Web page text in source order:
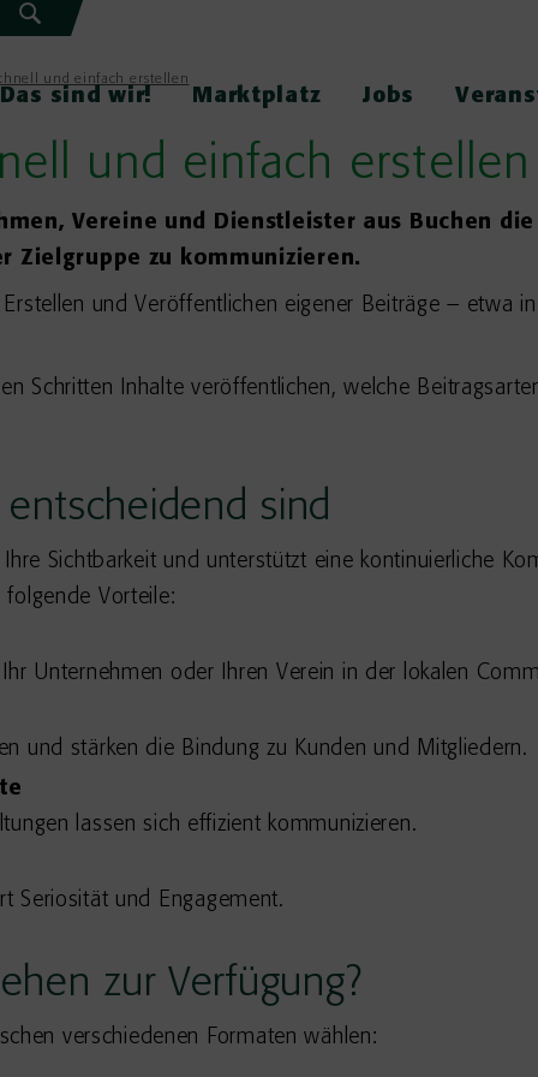
Das sind wir! Marktplatz Jobs
und einfach erstellen
und einfach erstellen
Vereine und Dienstleister aus Buchen
Zielgruppe zu kommunizieren.
und Veröffentlichen eigener Beiträge – etwa
Schritten Inhalte veröffentlichen, welche
sind
Sichtbarkeit und unterstützt eine kontinuierliche
folgende Vorteile:
Unternehmen oder Ihren Verein in der lokalen
und stärken die Bindung zu Kunden und Mitgliedern.
lassen sich effizient kommunizieren.
Seriosität und Engagement.
zur Verfügung?
verschiedenen Formaten wählen: